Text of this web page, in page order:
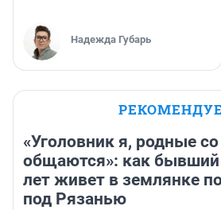
Надежда Губарь
«Уголовник я, родные
общаются»: как бывший
лет живет в землянке
под Рязанью